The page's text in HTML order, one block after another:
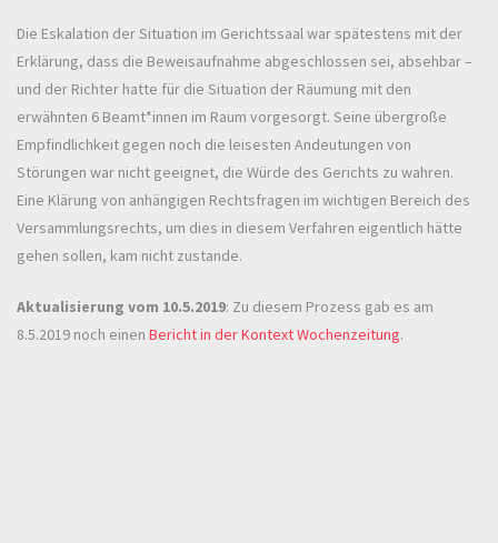
Die Eskalation der Situation im Gerichtssaal war spätestens mit der
Erklärung, dass die Beweisaufnahme abgeschlossen sei, absehbar –
und der Richter hatte für die Situation der Räumung mit den
erwähnten 6 Beamt*innen im Raum vorgesorgt. Seine übergroße
Empfindlichkeit gegen noch die leisesten Andeutungen von
Störungen war nicht geeignet, die Würde des Gerichts zu wahren.
Eine Klärung von anhängigen Rechtsfragen im wichtigen Bereich des
Versammlungsrechts, um dies in diesem Verfahren eigentlich hätte
gehen sollen, kam nicht zustande.
Aktualisierung vom 10.5.2019: Zu diesem Prozess gab es am
8.5.2019 noch einen Bericht in der Kontext Wochenzeitung.